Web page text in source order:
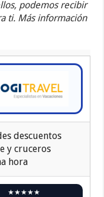
podemos recibir
ti. Más información
descuentos
y cruceros
hora
★★★★★